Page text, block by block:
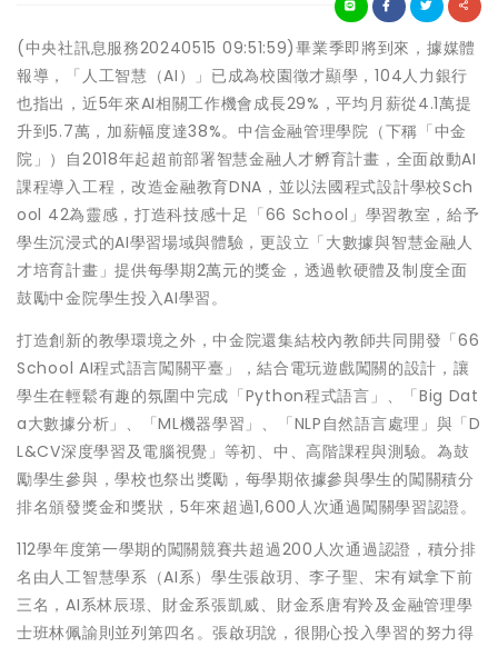
(中央社訊息服務20240515 09:51:59)畢業季即將到來，據媒體
報導，「人工智慧（AI）」已成為校園徵才顯學，104人力銀行
也指出，近5年來AI相關工作機會成長29%，平均月薪從4.1萬提
升到5.7萬，加薪幅度達38%。中信金融管理學院（下稱「中金
院」）自2018年起超前部署智慧金融人才孵育計畫，全面啟動AI
課程導入工程，改造金融教育DNA，並以法國程式設計學校Sch
ool 42為靈感，打造科技感十足「66 School」學習教室，給予
學生沉浸式的AI學習場域與體驗，更設立「大數據與智慧金融人
才培育計畫」提供每學期2萬元的獎金，透過軟硬體及制度全面
鼓勵中金院學生投入AI學習。
打造創新的教學環境之外，中金院還集結校內教師共同開發「66
School AI程式語言闖關平臺」，結合電玩遊戲闖關的設計，讓
學生在輕鬆有趣的氛圍中完成「Python程式語言」、「Big Dat
a大數據分析」、「ML機器學習」、「NLP自然語言處理」與「D
L&CV深度學習及電腦視覺」等初、中、高階課程與測驗。為鼓
勵學生參與，學校也祭出獎勵，每學期依據參與學生的闖關積分
排名頒發獎金和獎狀，5年來超過1,600人次通過闖關學習認證。
112學年度第一學期的闖關競賽共超過200人次通過認證，積分排
名由人工智慧學系（AI系）學生張啟玥、李子聖、宋有斌拿下前
三名，AI系林辰璟、財金系張凱威、財金系唐宥羚及金融管理學
士班林佩諭則並列第四名。張啟玥說，很開心投入學習的努力得